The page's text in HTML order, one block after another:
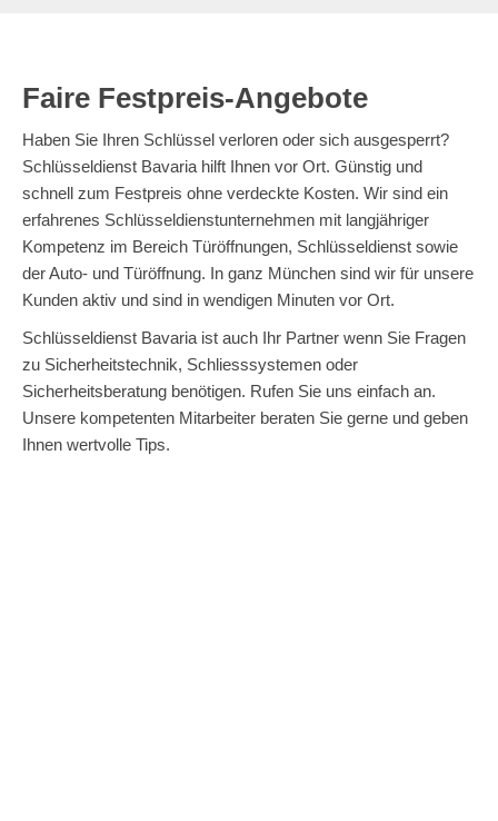
Faire Festpreis-Angebote
Haben Sie Ihren Schlüssel verloren oder sich ausgesperrt?
Schlüsseldienst Bavaria hilft Ihnen vor Ort. Günstig und
schnell zum Festpreis ohne verdeckte Kosten. Wir sind ein
erfahrenes Schlüsseldienstunternehmen mit langjähriger
Kompetenz im Bereich Türöffnungen, Schlüsseldienst sowie
der Auto- und Türöffnung. In ganz München sind wir für unsere
Kunden aktiv und sind in wendigen Minuten vor Ort.
Schlüsseldienst Bavaria ist auch Ihr Partner wenn Sie Fragen
zu Sicherheitstechnik, Schliesssystemen oder
Sicherheitsberatung benötigen. Rufen Sie uns einfach an.
Unsere kompetenten Mitarbeiter beraten Sie gerne und geben
Ihnen wertvolle Tips.